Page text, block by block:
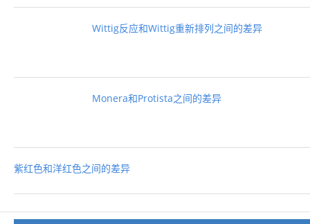
Wittig反应和Wittig重新排列之间的差异
Monera和Protista之间的差异
紫红色和洋红色之间的差异